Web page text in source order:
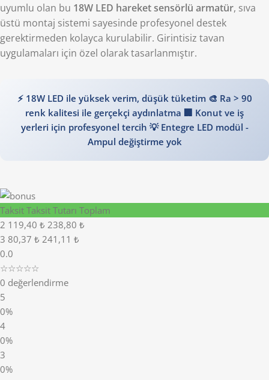
uyumlu olan bu 18W LED hareket sensörlü armatür, sıva
üstü montaj sistemi sayesinde profesyonel destek
gerektirmeden kolayca kurulabilir. Girintisiz tavan
uygulamaları için özel olarak tasarlanmıştır.
⚡ 18W LED ile yüksek verim, düşük tüketim 🎨 Ra > 90
renk kalitesi ile gerçekçi aydınlatma 🏢 Konut ve iş
yerleri için profesyonel tercih 💡 Entegre LED modül -
Ampul değiştirme yok
Taksit Taksit Tutarı Toplam
2 119,40 ₺ 238,80 ₺
3 80,37 ₺ 241,11 ₺
0.0
☆☆☆☆☆
0 değerlendirme
5
0%
4
0%
3
0%